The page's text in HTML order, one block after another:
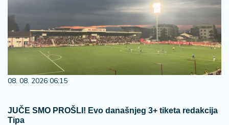
08. 08. 2026 06:15
JUČE SMO PROŠLI! Evo današnjeg 3+ tiketa redakcija
Tipa